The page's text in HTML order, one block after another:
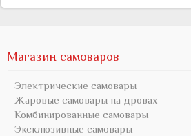
Магазин самоваров
Электрические самовары
Жаровые самовары на дровах
Комбинированные самовары
Эксклюзивные самовары